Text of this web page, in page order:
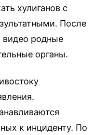
хулиганов с
После
видео родные
органы.
к инциденту. По